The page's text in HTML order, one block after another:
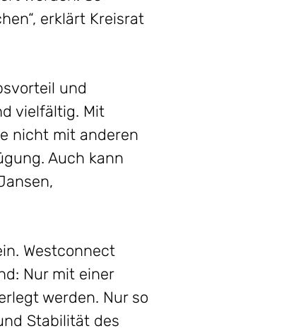
erklärt Kreisrat
und
vielfältig. Mit
nicht mit anderen
Auch kann
Westconnect
Nur mit einer
werden. Nur so
Stabilität des